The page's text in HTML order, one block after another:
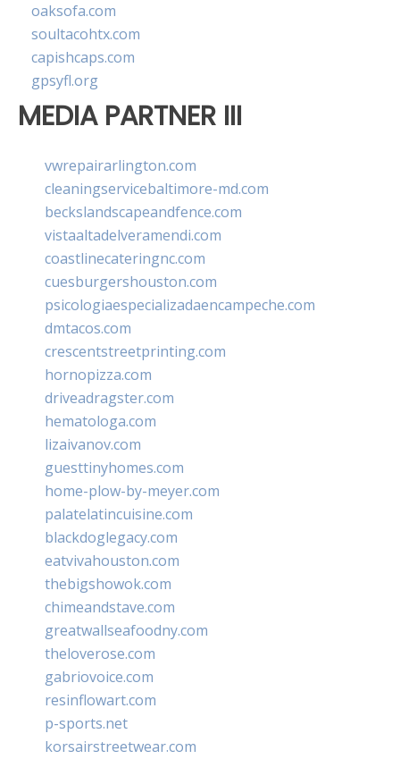
oaksofa.com
soultacohtx.com
capishcaps.com
gpsyfl.org
MEDIA PARTNER III
vwrepairarlington.com
cleaningservicebaltimore-md.com
beckslandscapeandfence.com
vistaaltadelveramendi.com
coastlinecateringnc.com
cuesburgershouston.com
psicologiaespecializadaencampeche.com
dmtacos.com
crescentstreetprinting.com
hornopizza.com
driveadragster.com
hematologa.com
lizaivanov.com
guesttinyhomes.com
home-plow-by-meyer.com
palatelatincuisine.com
blackdoglegacy.com
eatvivahouston.com
thebigshowok.com
chimeandstave.com
greatwallseafoodny.com
theloverose.com
gabriovoice.com
resinflowart.com
p-sports.net
korsairstreetwear.com